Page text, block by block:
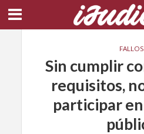
FALLOS
Sin cumplir
requisitos,
participar